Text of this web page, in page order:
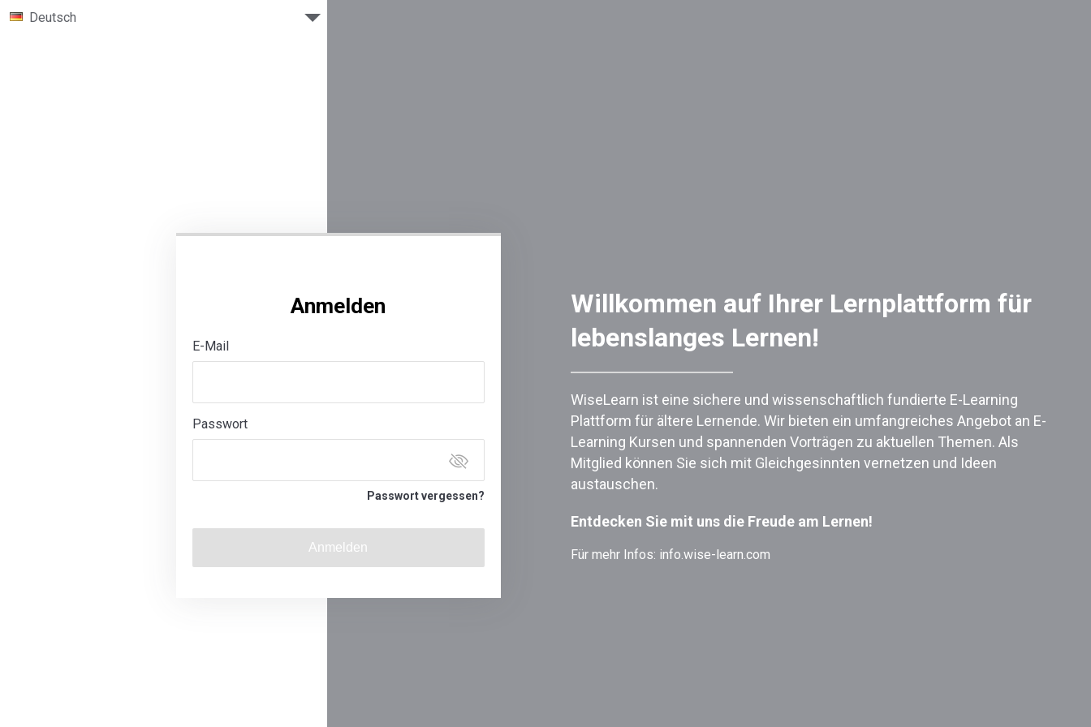
Deutsch
Anmelden
E-Mail
Passwort
Passwort vergessen?
Anmelden
Willkommen auf Ihrer Lernplattform für
lebenslanges Lernen!
WiseLearn ist eine sichere und wissenschaftlich fundierte E-Learning
Plattform für ältere Lernende. Wir bieten ein umfangreiches Angebot an E-
Learning Kursen und spannenden Vorträgen zu aktuellen Themen. Als
Mitglied können Sie sich mit Gleichgesinnten vernetzen und Ideen
austauschen.
Entdecken Sie mit uns die Freude am Lernen!
Für mehr Infos: info.wise-learn.com